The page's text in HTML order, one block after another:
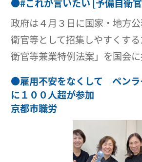
●#これが言いたい [予備自衛
政府は４月３日に国家・地方
衛官等として招集しやすくす
衛官等兼業特例法案」を国会に
●雇用不安をなくして ペンラ
に１００人超が参加
京都市職労